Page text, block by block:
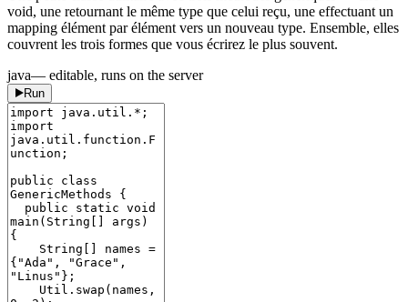
void, une retournant le même type que celui reçu, une effectuant un
mapping élément par élément vers un nouveau type. Ensemble, elles
couvrent les trois formes que vous écrirez le plus souvent.
java— editable, runs on the server
Run